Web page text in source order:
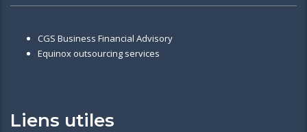
CGS Business Financial Advisory
Equinox outsourcing services
Liens utiles